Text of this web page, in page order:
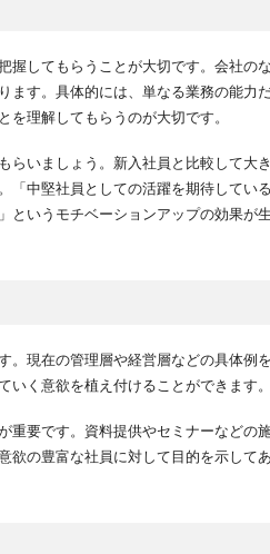
握してもらうことが大切です。会社の
ます。具体的には、単なる業務の能力
を理解してもらうのが大切です。
らいましょう。新入社員と比較して大
「中堅社員としての活躍を期待してい
というモチベーションアップの効果が
。現在の管理層や経営層などの具体例
いく意欲を植え付けることができます。
重要です。資料提供やセミナーなどの
欲の豊富な社員に対して目的を示して